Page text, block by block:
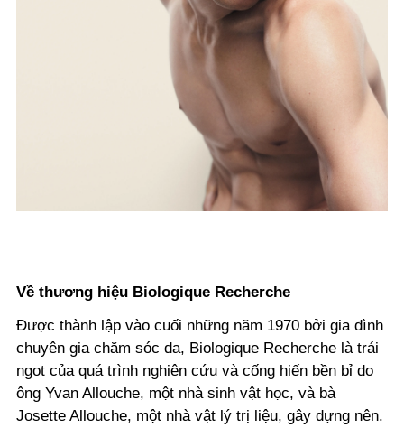
Về thương hiệu Biologique Recherche
Được thành lập vào cuối những năm 1970 bởi gia đình
chuyên gia chăm sóc da, Biologique Recherche là trái
ngọt của quá trình nghiên cứu và cống hiến bền bỉ do
ông Yvan Allouche, một nhà sinh vật học, và bà
Josette Allouche, một nhà vật lý trị liệu, gây dựng nên.